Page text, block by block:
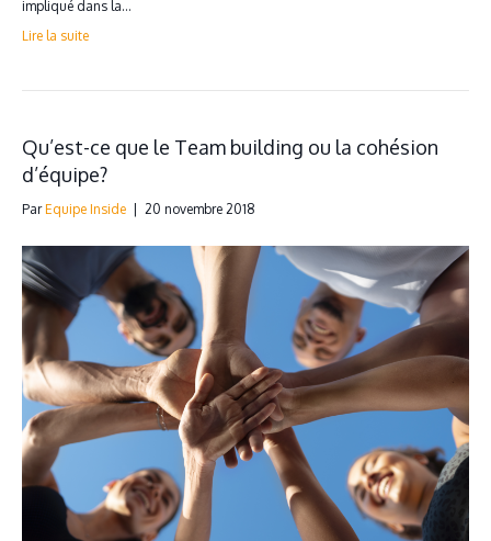
impliqué dans la…
Lire la suite
Qu’est-ce que le Team building ou la cohésion
d’équipe?
ParEquipe Inside 20 novembre 2018